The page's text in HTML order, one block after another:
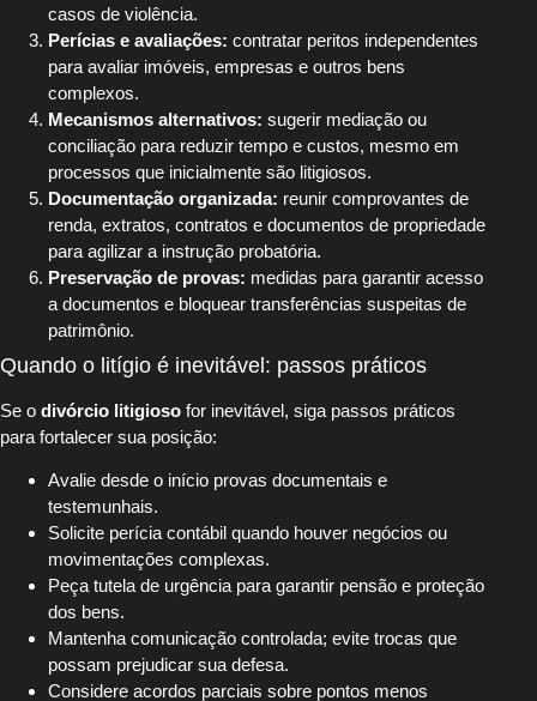
casos de violência.
Perícias e avaliações: contratar peritos independentes
para avaliar imóveis, empresas e outros bens
complexos.
Mecanismos alternativos: sugerir mediação ou
conciliação para reduzir tempo e custos, mesmo em
processos que inicialmente são litigiosos.
Documentação organizada: reunir comprovantes de
renda, extratos, contratos e documentos de propriedade
para agilizar a instrução probatória.
Preservação de provas: medidas para garantir acesso
a documentos e bloquear transferências suspeitas de
patrimônio.
Quando o litígio é inevitável: passos práticos
Se o divórcio litigioso for inevitável, siga passos práticos
para fortalecer sua posição:
Avalie desde o início provas documentais e
testemunhais.
Solicite perícia contábil quando houver negócios ou
movimentações complexas.
Peça tutela de urgência para garantir pensão e proteção
dos bens.
Mantenha comunicação controlada; evite trocas que
possam prejudicar sua defesa.
Considere acordos parciais sobre pontos menos